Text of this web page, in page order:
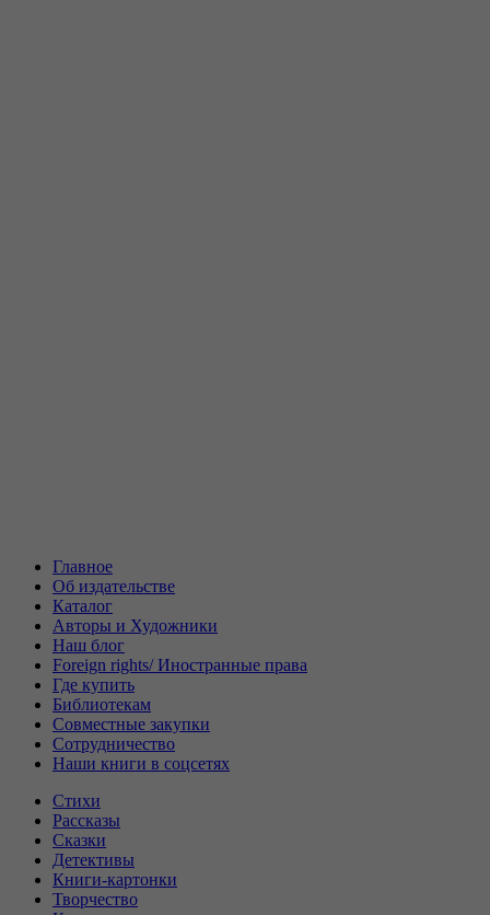
Главное
Об издательстве
Каталог
Авторы и Художники
Наш блог
Foreign rights/ Иностранные права
Где купить
Библиотекам
Совместные закупки
Сотрудничество
Наши книги в соцсетях
Стихи
Рассказы
Сказки
Детективы
Книги-картонки
Творчество